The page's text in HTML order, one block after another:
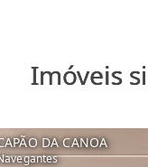
Imóveis
DA CANOA